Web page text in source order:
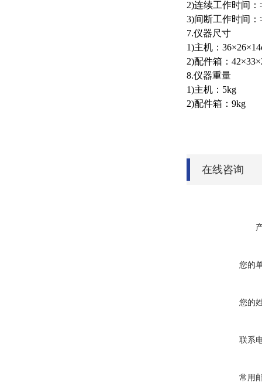
2)连续工作时间：
3)间断工作时间：
7.仪器尺寸
1)主机：
2)配件箱：
8.仪器重量
1)主机：5kg
2)配件箱：9kg
在线咨询
您的
您的
联系
常用